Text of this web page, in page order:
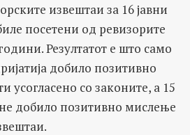
извештаи за 16 јавни
посетени од ревизорите
Резултатот е што само
добило позитивно
усогласено со законите, а 15
добило позитивно мислење